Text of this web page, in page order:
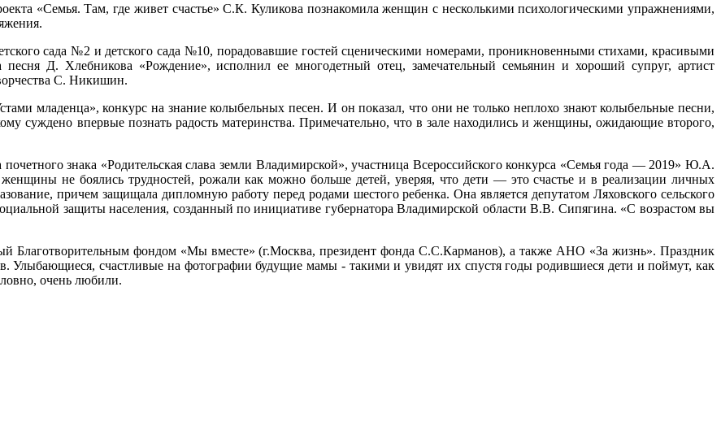
«Семья. Там, где живет счастье» С.К. Куликова познакомила женщин с несколькими психологическими упражнениями,
сада №2 и детского сада №10, порадовавшие гостей сценическими номерами, проникновенными стихами, красивыми
Д. Хлебникова «Рождение», исполнил ее многодетный отец, замечательный семьянин и хороший супруг, артист
С. Никишин.
младенца», конкурс на знание колыбельных песен. И он показал, что они не только неплохо знают колыбельные песни,
суждено впервые познать радость материнства. Примечательно, что в зале находились и женщины, ожидающие второго,
почетного знака «Родительская слава земли Владимирской», участница Всероссийского конкурса «Семья года — 2019» Ю.А.
не боялись трудностей, рожали как можно больше детей, уверяя, что дети — это счастье и в реализации личных
причем защищала дипломную работу перед родами шестого ребенка. Она является депутатом Ляховского сельского
защиты населения, созданный по инициативе губернатора Владимирской области В.В. Сипягина. «С возрастом вы
Благотворительным фондом «Мы вместе» (г.Москва, президент фонда С.С.Карманов), а также АНО «За жизнь». Праздник
Улыбающиеся, счастливые на фотографии будущие мамы - такими и увидят их спустя годы родившиеся дети и поймут, как
очень любили.